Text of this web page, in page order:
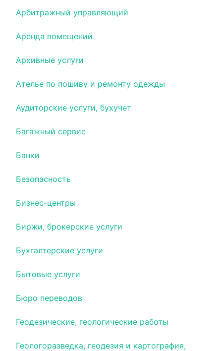
Арбитражный управляющий
Аренда помещений
Архивные услуги
Ателье по пошиву и ремонту одежды
Аудиторские услуги, бухучет
Багажный сервис
Банки
Безопасность
Бизнес-центры
Биржи, брокерские услуги
Бухгалтерские услуги
Бытовые услуги
Бюро переводов
Геодезические, геологические работы
Геологоразведка, геодезия и картография,